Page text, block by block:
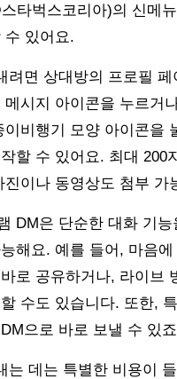
타벅스코리아)의 신메
수 있어요.
려면 상대방의 프로필
메시지 아이콘을 누르거
이비행기 모양 아이콘을
할 수 있어요. 최대 200
진이나 동영상도 첨부 가
DM은 단순한 대화 기
해요. 예를 들어, 마음
로 공유하거나, 라이브
수도 있습니다. 또한,
으로 바로 보낼 수 있
는 데는 특별한 비용이